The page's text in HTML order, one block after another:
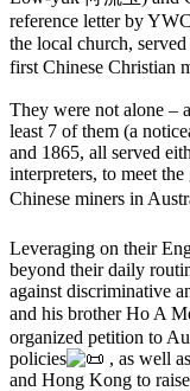
reference letter by
the local church,
first Chinese Christian
They were not alone –
least 7 of them (a
and 1865, all served
interpreters, to meet
Chinese miners in
Leveraging on their
beyond their daily
against discriminative
and his brother Ho A
organized petition to
policies
, as well
and Hong Kong to raise